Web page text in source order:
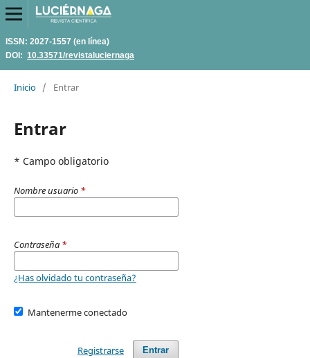
ISSN: 2027-1557 (en línea)
DOI: 10.33571/revistaluciernaga
Inicio / Entrar
Entrar
* Campo obligatorio
Nombre usuario *
Contraseña *
¿Has olvidado tu contraseña?
Mantenerme conectado
Entrar
Registrarse